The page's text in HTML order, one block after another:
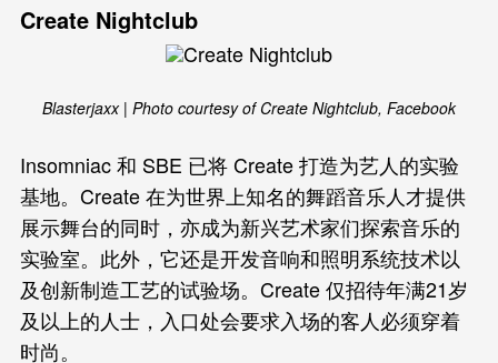
Create Nightclub
Blasterjaxx | Photo courtesy of Create Nightclub, Facebook
Insomniac 和 SBE 已将 Create 打造为艺人的实验
基地。Create 在为世界上知名的舞蹈音乐人才提供
展示舞台的同时，亦成为新兴艺术家们探索音乐的
实验室。此外，它还是开发音响和照明系统技术以
及创新制造工艺的试验场。Create 仅招待年满21岁
及以上的人士，入口处会要求入场的客人必须穿着
时尚。